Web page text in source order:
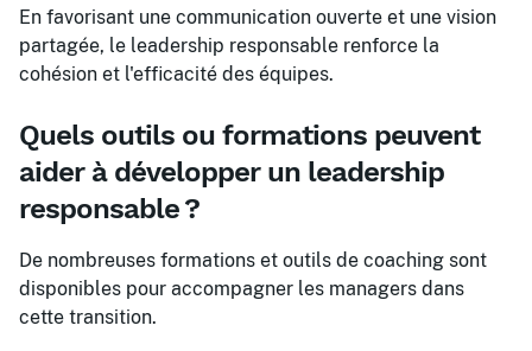
En favorisant une communication ouverte et une vision
partagée, le leadership responsable renforce la
cohésion et l'efficacité des équipes.
Quels outils ou formations peuvent
aider à développer un leadership
responsable ?
De nombreuses formations et outils de coaching sont
disponibles pour accompagner les managers dans
cette transition.